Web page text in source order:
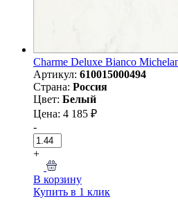
Charme Deluxe Bianco
Артикул: 610015000494
Страна: Россия
Цвет: Белый
Цена: 4 185 ₽
-
+
В корзину
Купить в 1 клик